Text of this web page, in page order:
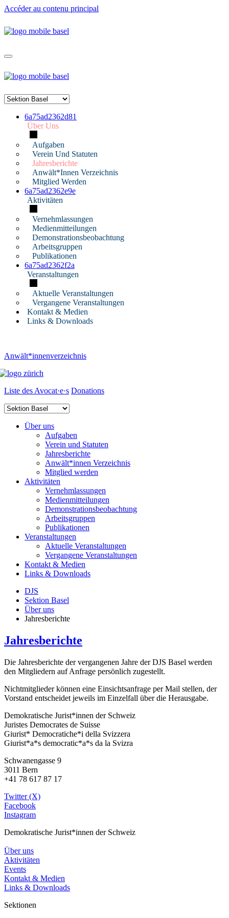
Accéder au contenu principal
6a75ad2362d81
Über Uns
Aufgaben
Verein Und Statuten
Jahresberichte
Anwält*innen Verzeichnis
Mitglied Werden
6a75ad2362e9e
Aktivitäten
Vernehmlassungen
Medienmitteilungen
Demonstrationsbeobachtung
Arbeitsgruppen
Publikationen
6a75ad2362f2a
Veranstaltungen
Aktuelle Veranstaltungen
Vergangene Veranstaltungen
Kontakt & Medien
Links & Downloads
Anwält*innenverzeichnis
Liste des Avocat·e·s Donations
Über uns
Aufgaben
Verein und Statuten
Jahresberichte
Anwält*innen Verzeichnis
Mitglied werden
Aktivitäten
Vernehmlassungen
Medienmitteilungen
Demonstrationsbeobachtung
Arbeitsgruppen
Publikationen
Veranstaltungen
Aktuelle Veranstaltungen
Vergangene Veranstaltungen
Kontakt & Medien
Links & Downloads
DJS
Sektion Basel
Über uns
Jahresberichte
Jahresberichte
Die Jahresberichte der vergangenen Jahre der DJS Basel werden
den Mitgliedern auf Anfrage persönlich zugestellt.
Nichtmitglieder können eine Einsichtsanfrage per Mail stellen, der
Vorstand entscheidet jeweils im Einzelfall über die Herausgabe.
Demokratische Jurist*innen der Schweiz
Juristes Democrates de Suisse
Giurist* Democratiche*i della Svizzera
Giurist*a*s democratic*a*s da la Svizra
Schwanengasse 9
3011 Bern
+41 78 617 87 17
Twitter (X)
Facebook
Instagram
Demokratische Jurist*innen der Schweiz
Über uns
Aktivitäten
Events
Kontakt & Medien
Links & Downloads
Sektionen